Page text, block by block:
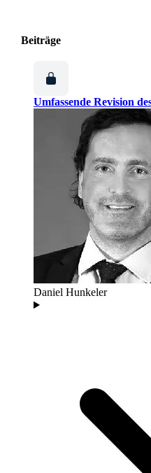
Beiträge
Umfassende Revision
Daniel Hunkeler